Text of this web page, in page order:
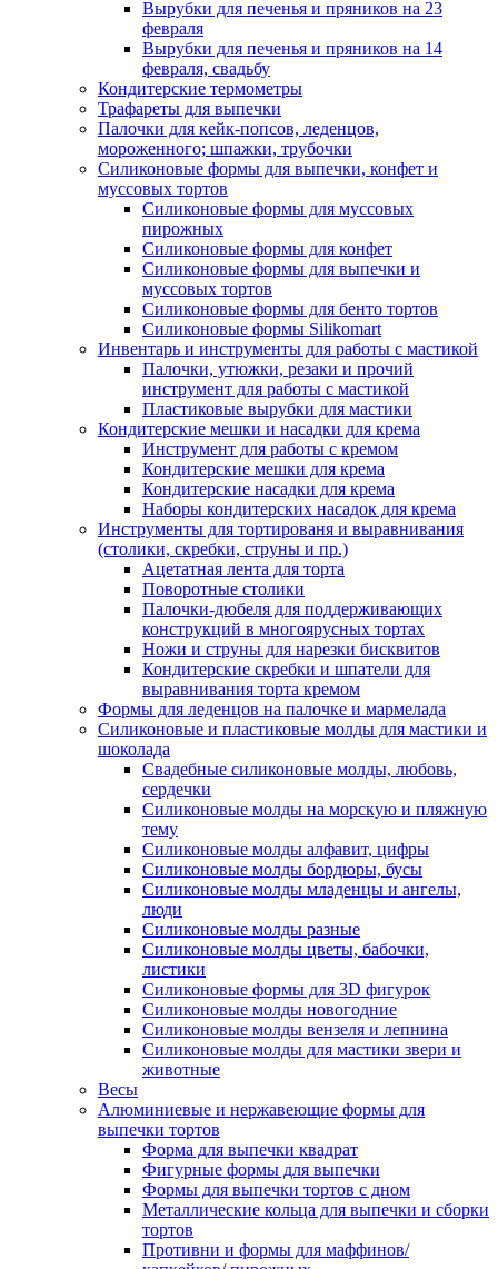
Вырубки для печенья и пряников на 23
февраля
Вырубки для печенья и пряников на 14
февраля, свадьбу
Кондитерские термометры
Трафареты для выпечки
Палочки для кейк-попсов, леденцов,
мороженного; шпажки, трубочки
Силиконовые формы для выпечки, конфет и
муссовых тортов
Силиконовые формы для муссовых
пирожных
Силиконовые формы для конфет
Силиконовые формы для выпечки и
муссовых тортов
Силиконовые формы для бенто тортов
Силиконовые формы Silikomart
Инвентарь и инструменты для работы с мастикой
Палочки, утюжки, резаки и прочий
инструмент для работы с мастикой
Пластиковые вырубки для мастики
Кондитерские мешки и насадки для крема
Инструмент для работы с кремом
Кондитерские мешки для крема
Кондитерские насадки для крема
Наборы кондитерских насадок для крема
Инструменты для тортированя и выравнивания
(столики, скребки, струны и пр.)
Ацетатная лента для торта
Поворотные столики
Палочки-дюбеля для поддерживающих
конструкций в многоярусных тортах
Ножи и струны для нарезки бисквитов
Кондитерские скребки и шпатели для
выравнивания торта кремом
Формы для леденцов на палочке и мармелада
Силиконовые и пластиковые молды для мастики и
шоколада
Свадебные силиконовые молды, любовь,
сердечки
Силиконовые молды на морскую и пляжную
тему
Силиконовые молды алфавит, цифры
Силиконовые молды бордюры, бусы
Силиконовые молды младенцы и ангелы,
люди
Силиконовые молды разные
Силиконовые молды цветы, бабочки,
листики
Силиконовые формы для 3D фигурок
Силиконовые молды новогодние
Силиконовые молды вензеля и лепнина
Силиконовые молды для мастики звери и
животные
Весы
Алюминиевые и нержавеющие формы для
выпечки тортов
Форма для выпечки квадрат
Фигурные формы для выпечки
Формы для выпечки тортов с дном
Металлические кольца для выпечки и сборки
тортов
Противни и формы для маффинов/